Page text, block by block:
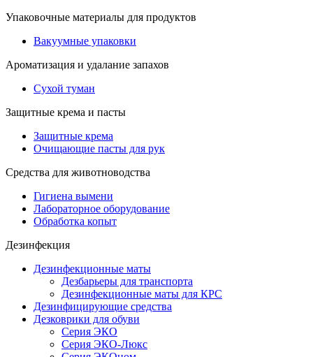
Упаковочные материалы для продуктов
Вакуумные упаковки
Ароматизация и удалание запахов
Сухой туман
Защитные крема и пасты
Защитные крема
Очищающие пасты для рук
Средства для животноводства
Гигиена вымени
Лабораторное оборудование
Обработка копыт
Дезинфекция
Дезинфекционные маты
Дезбарьеры для транспорта
Дезинфекционные маты для КРС
Дезинфицирующие средства
Дезковрики для обуви
Серия ЭКО
Серия ЭКО-Люкс